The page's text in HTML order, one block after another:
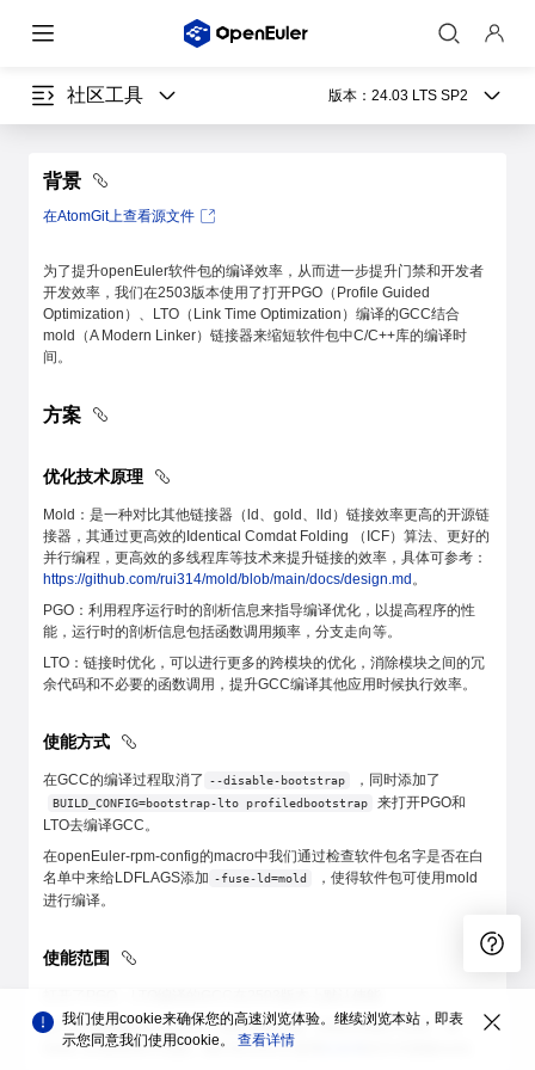
社区工具 版本： 24.03 LTS SP2
背景
在AtomGit上查看源文件
为了提升openEuler软件包的编译效率，从而进一步提升门禁和开发者
开发效率，我们在2503版本使用了打开PGO（Profile Guided
Optimization）、LTO（Link Time Optimization）编译的GCC结合
mold（A Modern Linker）链接器来缩短软件包中C/C++库的编译时
间。
方案
优化技术原理
Mold：是一种对比其他链接器（ld、gold、lld）链接效率更高的开源链
接器，其通过更高效的Identical Comdat Folding （ICF）算法、更好的
并行编程，更高效的多线程库等技术来提升链接的效率，具体可参考：
https://github.com/rui314/mold/blob/main/docs/design.md 。
PGO：利用程序运行时的剖析信息来指导编译优化，以提高程序的性
能，运行时的剖析信息包括函数调用频率，分支走向等。
LTO：链接时优化，可以进行更多的跨模块的优化，消除模块之间的冗
余代码和不必要的函数调用，提升GCC编译其他应用时候执行效率。
使能方式
在GCC的编译过程取消了 --disable-bootstrap ，同时添加了
BUILD_CONFIG=bootstrap-lto profiledbootstrap
来打开PGO和
LTO去编译GCC。
在openEuler-rpm-config的macro中我们通过检查软件包名字是否在白
名单中来给LDFLAGS添加 -fuse-ld=mold
，使得软件包可使用mold
进行编译。
使能范围
由于mold链接器本身存在一定的功能欠缺（对kernel的不支持，对
linker script支持不完善）我们在2503上使用
我们使用cookie来确保您的高速浏览体验。继续浏览本站，即表
示您同意我们使用cookie。 查看详情